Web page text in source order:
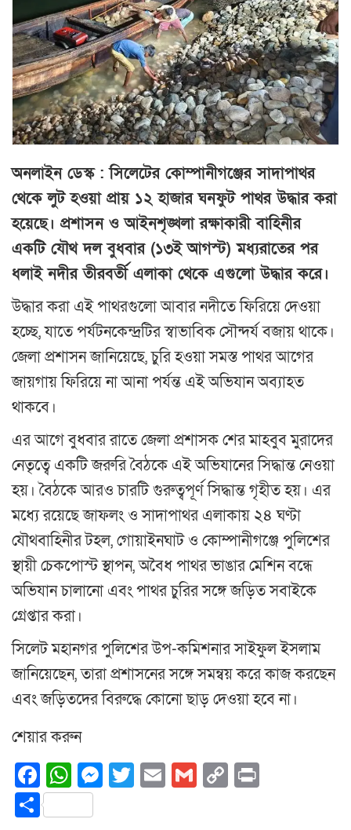
অনলাইন ডেস্ক : সিলেটের কোম্পানীগঞ্জের সাদাপাথর
থেকে লুট হওয়া প্রায় ১২ হাজার ঘনফুট পাথর উদ্ধার করা
হয়েছে। প্রশাসন ও আইনশৃঙ্খলা রক্ষাকারী বাহিনীর
একটি যৌথ দল বুধবার (১৩ই আগস্ট) মধ্যরাতের পর
ধলাই নদীর তীরবর্তী এলাকা থেকে এগুলো উদ্ধার করে।
উদ্ধার করা এই পাথরগুলো আবার নদীতে ফিরিয়ে দেওয়া
হচ্ছে, যাতে পর্যটনকেন্দ্রটির স্বাভাবিক সৌন্দর্য বজায় থাকে।
জেলা প্রশাসন জানিয়েছে, চুরি হওয়া সমস্ত পাথর আগের
জায়গায় ফিরিয়ে না আনা পর্যন্ত এই অভিযান অব্যাহত
থাকবে।
এর আগে বুধবার রাতে জেলা প্রশাসক শের মাহবুব মুরাদের
নেতৃত্বে একটি জরুরি বৈঠকে এই অভিযানের সিদ্ধান্ত নেওয়া
হয়। বৈঠকে আরও চারটি গুরুত্বপূর্ণ সিদ্ধান্ত গৃহীত হয়। এর
মধ্যে রয়েছে জাফলং ও সাদাপাথর এলাকায় ২৪ ঘণ্টা
যৌথবাহিনীর টহল, গোয়াইনঘাট ও কোম্পানীগঞ্জে পুলিশের
স্থায়ী চেকপোস্ট স্থাপন, অবৈধ পাথর ভাঙার মেশিন বন্ধে
অভিযান চালানো এবং পাথর চুরির সঙ্গে জড়িত সবাইকে
গ্রেপ্তার করা।
সিলেট মহানগর পুলিশের উপ-কমিশনার সাইফুল ইসলাম
জানিয়েছেন, তারা প্রশাসনের সঙ্গে সমন্বয় করে কাজ করছেন
এবং জড়িতদের বিরুদ্ধে কোনো ছাড় দেওয়া হবে না।
শেয়ার করুন
Facebook
WhatsApp
Messenger
Twitter
EmailGmail
Copy
Share